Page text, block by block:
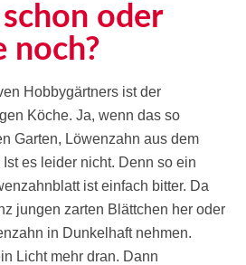
schon oder
noch?
Hobbygärtners ist der
Köche. Ja, wenn das so
Garten, Löwenzahn aus dem
es leider nicht. Denn so ein
ist einfach bitter. Da
jungen zarten Blättchen her oder
in Dunkelhaft nehmen.
Licht mehr dran. Dann